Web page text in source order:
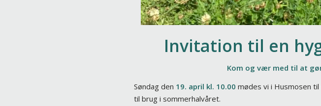
Invitation til en
Kom og vær med til at
Søndag den 19. april kl. 10.00 mødes vi i Husmosen
til brug i sommerhalvåret.